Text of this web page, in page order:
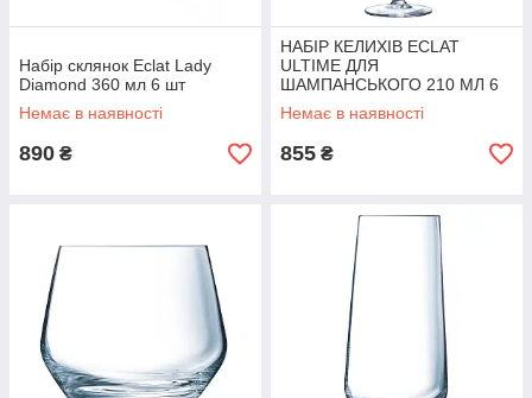
Набір склянок Eclat Lady
Diamond 360 мл 6 шт
Немає в наявності
890 ₴
НАБІР КЕЛИХІВ ECLAT
ULTIME ДЛЯ
ШАМПАНСЬКОГО 210 МЛ 6
ШТ
Немає в наявності
855 ₴